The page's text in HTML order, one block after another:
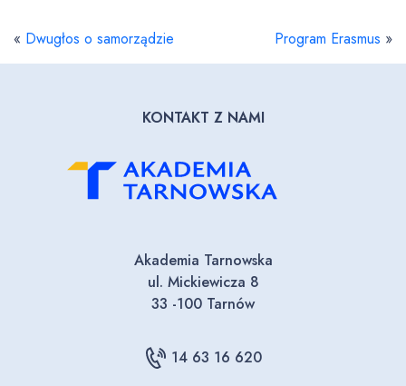
« Dwugłos o samorządzie Program Erasmus »
KONTAKT Z NAMI
Akademia Tarnowska
ul. Mickiewicza 8
33 -100 Tarnów
14 63 16 620